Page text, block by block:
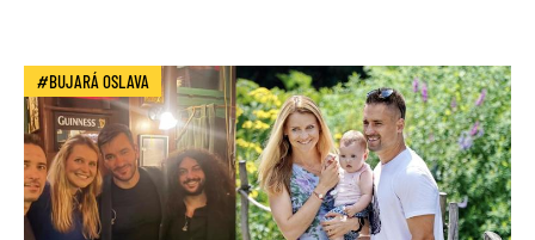
BUJARÁ OSLAVA